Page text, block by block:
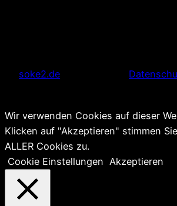
soke2.de
Wir verwenden Cookies auf dieser
Klicken auf "Akzeptieren" stimmen
ALLER Cookies zu.
Cookie Einstellungen Akzeptieren